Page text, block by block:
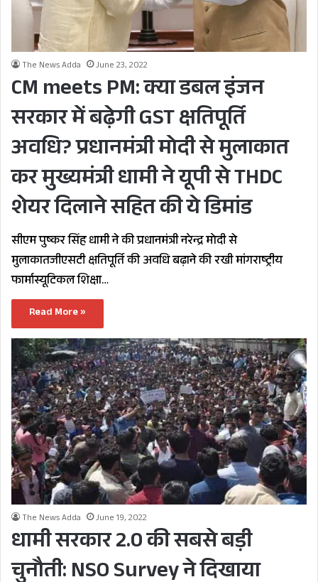
The News Adda June 23, 2022
CM meets PM: क्या डबल इंजन
सरकार में बढ़ेगी GST क्षतिपूर्ति
अवधि? प्रधानमंत्री मोदी से मुलाकात
कर मुख्यमंत्री धामी ने यूपी से THDC
शेयर दिलाने सहित की ये डिमांड
सीएम पुष्कर सिंह धामी ने की प्रधानमंत्री नरेन्द्र मोदी से
मुलाकातजीएसटी क्षतिपूर्ति की अवधि बढ़ाने की रखी मांगराष्ट्रीय
फार्मास्यूटिकल शिक्षा…
Read More »
The News Adda June 19, 2022
धामी सरकार 2.0 की सबसे बड़ी
चुनौती: NSO Survey ने दिखाया